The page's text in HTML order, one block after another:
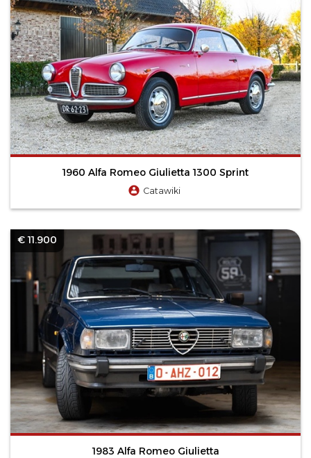
1960 Alfa Romeo Giulietta 1300 Sprint
Catawiki
€ 11.900
1983 Alfa Romeo Giulietta